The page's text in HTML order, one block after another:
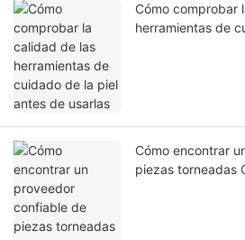
Cómo comprobar
herramientas de
Cómo encontrar
piezas torneadas